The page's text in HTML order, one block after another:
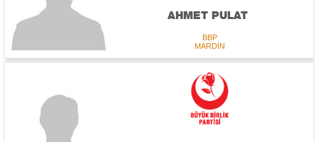
AHMET PULAT
BBP
MARDİN